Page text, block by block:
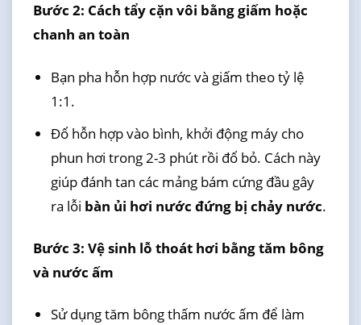
Bước 2: Cách tẩy cặn vôi bằng giấm hoặc
chanh an toàn
Bạn pha hỗn hợp nước và giấm theo tỷ lệ
1:1.
Đổ hỗn hợp vào bình, khởi động máy cho
phun hơi trong 2-3 phút rồi đổ bỏ. Cách này
giúp đánh tan các mảng bám cứng đầu gây
ra lỗi bàn ủi hơi nước đứng bị chảy nước.
Bước 3: Vệ sinh lỗ thoát hơi bằng tăm bông
và nước ấm
Sử dụng tăm bông thấm nước ấm để làm